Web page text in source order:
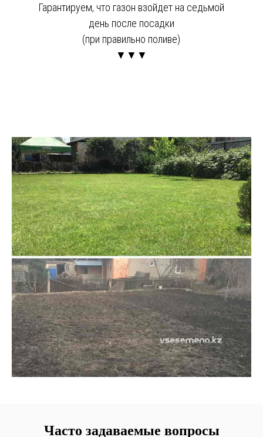
Гарантируем, что газон взойдет на седьмой
день после посадки
(при правильно поливе)
▼▼▼
Часто задаваемые вопросы